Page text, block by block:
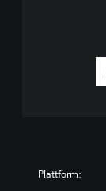
Plattform: